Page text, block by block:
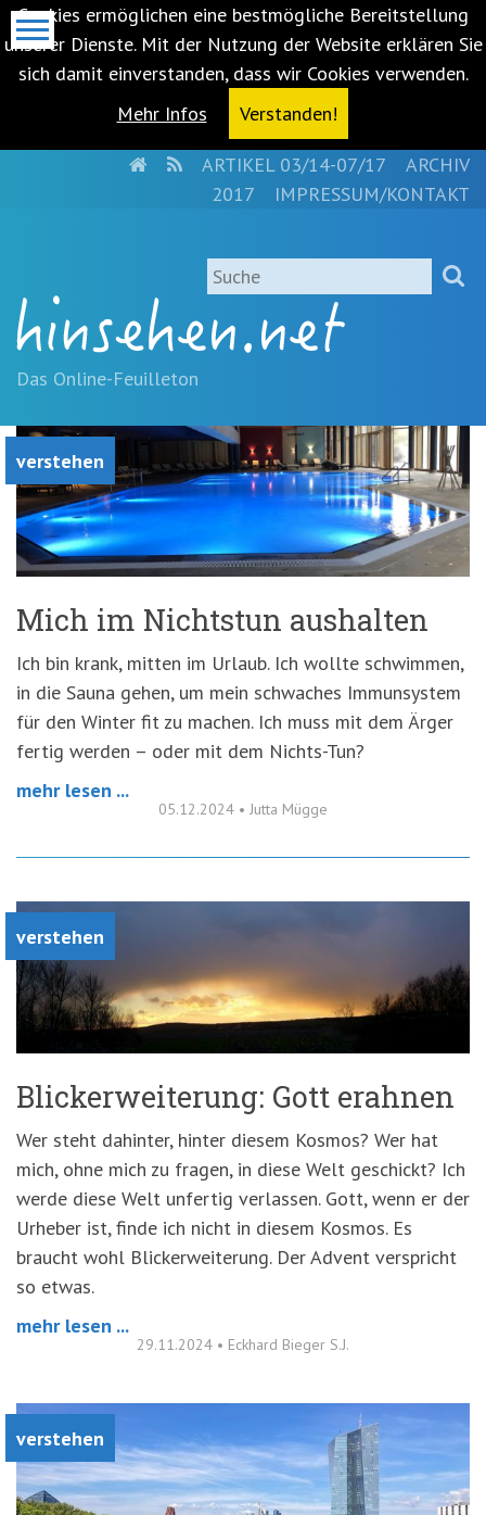
Cookies ermöglichen eine bestmögliche Bereitstellung
unserer Dienste. Mit der Nutzung der Website erklären Sie
sich damit einverstanden, dass wir Cookies verwenden.
Mehr Infos
Verstanden!
springen
(Accesskey
'1')Zur
springen
(Accesskey
'3')Zur
Suche
springen
(Accesskey
'2')
HOMERSSARTIKEL 03/14-07/17
ARCHIV
2017
IMPRESSUM/KONTAKT
Suche
Das Online-Feuilleton
verstehen
Mich im Nichtstun aushalten
Ich bin krank, mitten im Urlaub. Ich wollte schwimmen,
in die Sauna gehen, um mein schwaches Immunsystem
für den Winter fit zu machen. Ich muss mit dem Ärger
fertig werden – oder mit dem Nichts-Tun?
mehr lesen ...
05.12.2024 • Jutta Mügge
verstehen
Blickerweiterung: Gott erahnen
Wer steht dahinter, hinter diesem Kosmos? Wer hat
mich, ohne mich zu fragen, in diese Welt geschickt? Ich
werde diese Welt unfertig verlassen. Gott, wenn er der
Urheber ist, finde ich nicht in diesem Kosmos. Es
braucht wohl Blickerweiterung. Der Advent verspricht
so etwas.
mehr lesen ...
29.11.2024 • Eckhard Bieger S.J.
verstehen